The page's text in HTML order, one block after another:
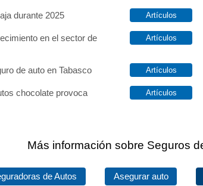
durante 2025
en el sector de
de auto en Tabasco
chocolate provoca
Más información sobre Seguros
de Autos Asegurar auto